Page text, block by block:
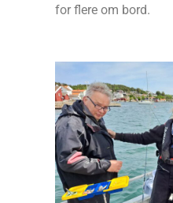
for flere om bord.